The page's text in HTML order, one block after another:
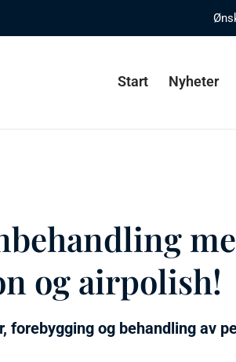
Start Nyheter
og airpolish!
forebygging og behandling av